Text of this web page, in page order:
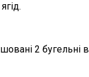
2